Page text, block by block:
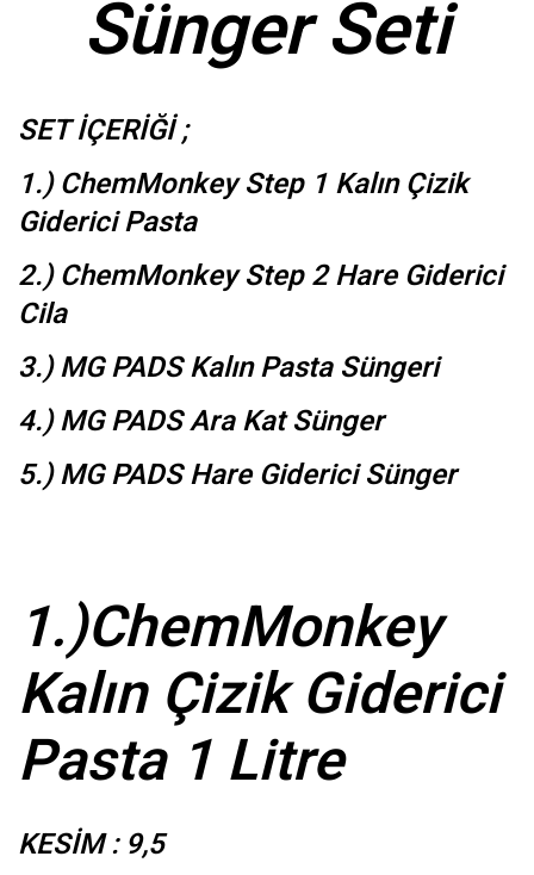
Sünger Seti
SET İÇERİĞİ ;
1.) ChemMonkey Step 1 Kalın Çizik
Giderici Pasta
2.) ChemMonkey Step 2 Hare Giderici
Cila
3.) MG PADS Kalın Pasta Süngeri
4.) MG PADS Ara Kat Sünger
5.) MG PADS Hare Giderici Sünger
1.)ChemMonkey
Kalın Çizik Giderici
Pasta 1 Litre
KESİM : 9,5